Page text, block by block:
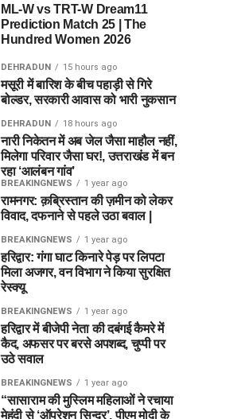
ML-W vs TRT-W Dream11
Prediction Match 25 | The
Hundred Women 2026
DEHRADUN 15 hours ago
मसूरी में बारिश के बीच पहाड़ी से गिरे
बोल्डर, सरकारी आवास को भारी नुकसान
DEHRADUN 18 hours ago
नारी निकेतन में अब जेल जैसा माहौल नहीं,
मिलेगा परिवार जैसा घर!, उत्तराखंड में बन
रहा ‘आलंबन गांव’
BREAKINGNEWS 1 year ago
रामनगर: क़ब्रिस्तान की ज़मीन को लेकर
विवाद, दफनाने से पहले उठा बवाल |
BREAKINGNEWS 1 year ago
हरिद्वार: गंगा घाट किनारे पेड़ पर लिपटा
मिला अजगर, वन विभाग ने किया सुरक्षित
रेस्क्यू
BREAKINGNEWS 1 year ago
हरिद्वार में बीजेपी नेता की दबंगई कैमरे में
कैद, अफसर पर बरसे अपशब्द, चुप्पी पर
उठे सवाल
BREAKINGNEWS 1 year ago
“सासाराम की मुस्लिम महिलाओं ने रचाया
मेहंदी से ‘ऑपरेशन सिन्दूर’, पीएम मोदी के